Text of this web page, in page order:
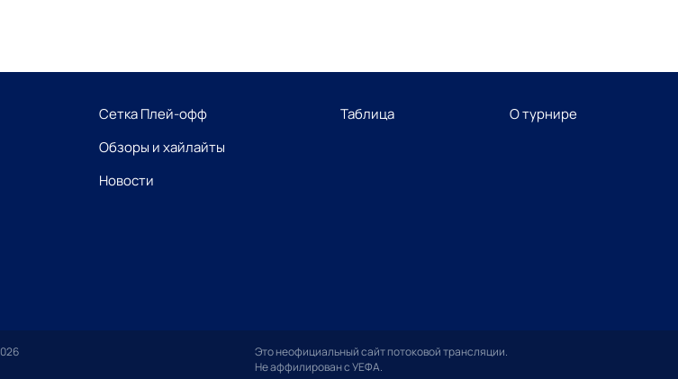
Сетка Плей-офф
Обзоры и хайлайты
Новости
Таблица О турнире
Это неофициальный сайт потоковой трансляции.
Не аффилирован с УЕФА.